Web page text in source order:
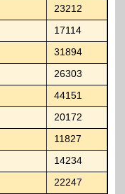
23212
17114
31894
26303
44151
20172
11827
14234
22247